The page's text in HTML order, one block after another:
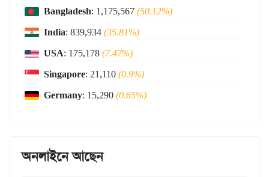
Bangladesh: 1,175,567(50.12%)
India: 839,934(35.81%)
USA: 175,178(7.47%)
Singapore: 21,110(0.9%)
Germany: 15,290(0.65%)
অনলাইনে আছেন